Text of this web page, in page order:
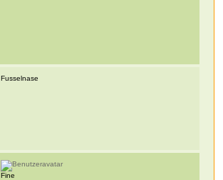
Fusselnase
Fine